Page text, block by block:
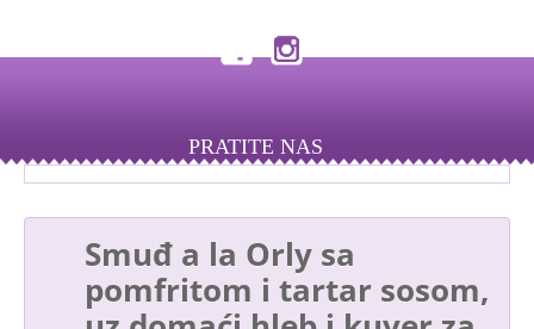
PRATITE NAS
Smuđ a la Orly sa
pomfritom i tartar sosom,